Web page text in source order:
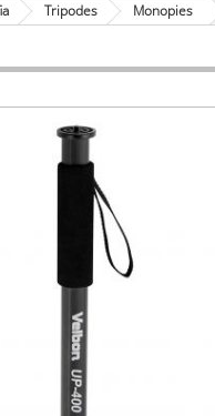
Tripodes Monopies